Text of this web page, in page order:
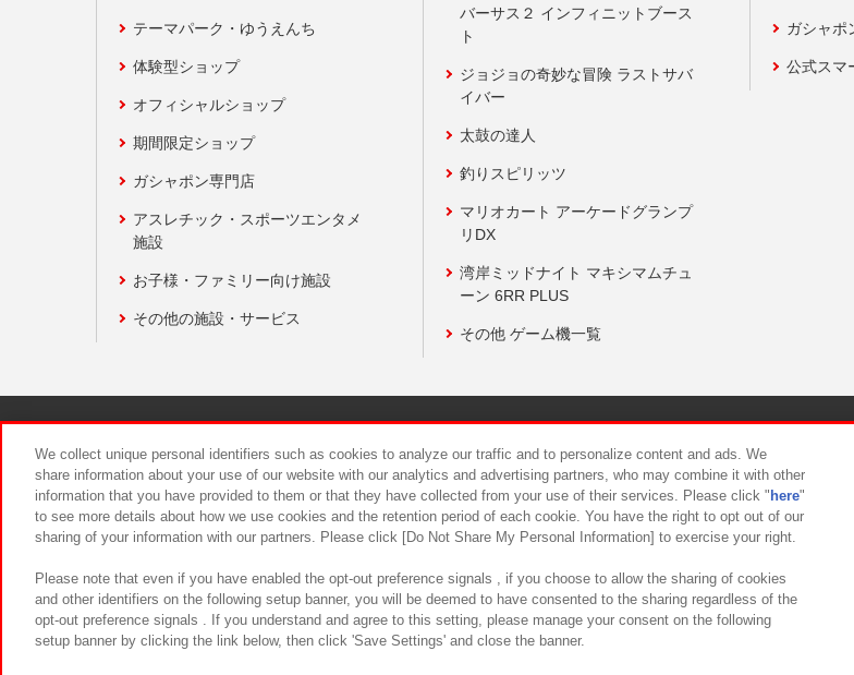
テーマパーク・ゆうえんち
体験型ショップ
オフィシャルショップ
期間限定ショップ
ガシャポン専門店
アスレチック・スポーツエンタメ
施設
お子様・ファミリー向け施設
その他の施設・サービス
バーサス２ インフィニットブース
ト
ジョジョの奇妙な冒険 ラストサバ
イバー
太鼓の達人
釣りスピリッツ
マリオカート アーケードグランプ
リDX
湾岸ミッドナイト マキシマムチュ
ーン 6RR PLUS
その他 ゲーム機一覧
ガシャポ
公式スマ
食品のご提供について カスタマーハラスメント対応方針
We collect unique personal identifiers such as cookies to analyze our traffic and to personalize content and ads. We
share information about your use of our website with our analytics and advertising partners, who may combine it with other
information that you have provided to them or that they have collected from your use of their services. Please click " here"
to see more details about how we use cookies and the retention period of each cookie. You have the right to opt out of our
sharing of your information with our partners. Please click [Do Not Share My Personal Information] to exercise your right.
Please note that even if you have enabled the opt-out preference signals , if you choose to allow the sharing of cookies
and other identifiers on the following setup banner, you will be deemed to have consented to the sharing regardless of the
opt-out preference signals . If you understand and agree to this setting, please manage your consent on the following
setup banner by clicking the link below, then click 'Save Settings' and close the banner.